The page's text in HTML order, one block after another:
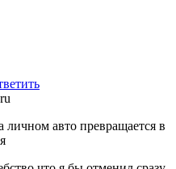
авто превращается в